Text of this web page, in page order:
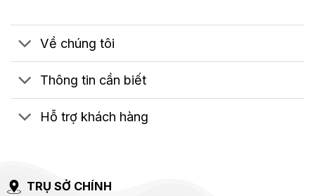
Về chúng tôi
Thông tin cần biết
Hỗ trợ khách hàng
TRỤ SỞ CHÍNH